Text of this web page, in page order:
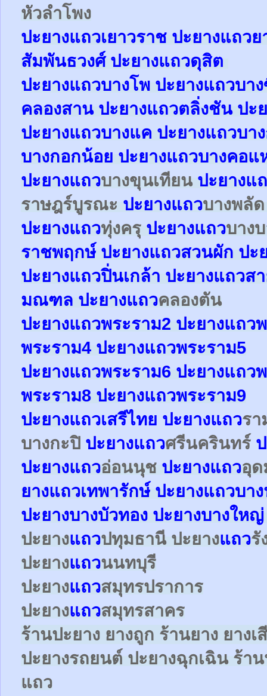
หัวลำโพง
ปะยางแถวเยาวราช ปะยางแถวย
สัมพันธวงศ์ ปะยางแถวดุสิต
ปะยางแถวบางโพ ปะยางแถวบา
คลองสาน ปะยางแถวตลิ่งชัน ปะ
ปะยางแถวบางแค ปะยางแถวบา
บางกอกน้อย ปะยางแถวบางคอแ
ปะยางแถวบางขุนเทียน ปะยางแ
ราษฎร์บูรณะ ปะยางแถวบางพลั
ปะยางแถวทุ่งครุ ปะยางแถวบาง
ราชพฤกษ์ ปะยางแถวสวนผัก ปะ
ปะยางแถวปิ่นเกล้า ปะยางแถวส
มณฑล ปะยางแถวคลองตัน
ปะยางแถวพระราม2 ปะยางแถว
พระราม4 ปะยางแถวพระราม5
ปะยางแถวพระราม6 ปะยางแถว
พระราม8 ปะยางแถวพระราม9
ปะยางแถวเสรีไทย ปะยางแถวร
บางกะปิ ปะยางแถวศรีนครินทร์
ปะยางแถวอ่อนนุช ปะยางแถวอุ
ยางแถวเทพารักษ์ ปะยางแถวบา
ปะยางบางบัวทอง ปะยางบางให
ปะยางแถวปทุมธานี ปะยางแถวรั
ปะยางแถวนนทบุรี
ปะยางแถวสมุทรปราการ
ปะยางแถวสมุทรสาคร
ร้านปะยาง ยางถูก ร้านยาง ยางเ
ปะยางรถยนต์ ปะยางฉุกเฉิน ร้า
แถว